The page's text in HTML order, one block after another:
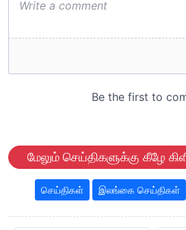
மேலும் செய்திகளுக்கு கீழே
செய்திகள் இலங்கை செய்திகள்